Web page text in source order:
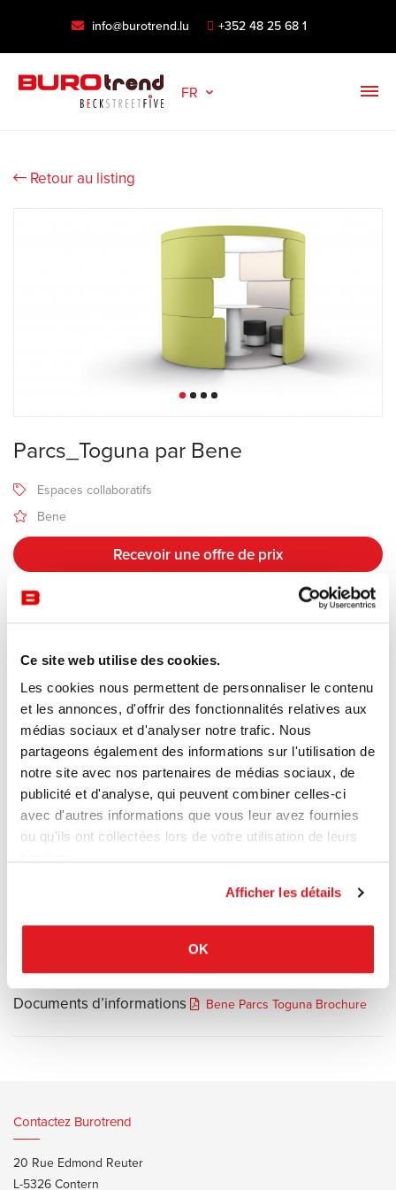
Ce site web utilise des cookies.
Les cookies nous permettent de personnaliser le contenu
et les annonces, d'offrir des fonctionnalités relatives aux
médias sociaux et d'analyser notre trafic. Nous
partageons également des informations sur l'utilisation de
notre site avec nos partenaires de médias sociaux, de
publicité et d'analyse, qui peuvent combiner celles-ci
avec d'autres informations que vous leur avez fournies
ou qu'ils ont collectées lors de votre utilisation de leurs
Afficher les détails
OK
info@burotrend.lu +352 48 25 68 1
FR
Retour au listing
Parcs_Toguna par Bene
Espaces collaboratifs
Bene
Recevoir une offre de prix
Description
Fabricant Bene
Design Pearson Lloyd
Un « espace dans l‘espace » entrouvert, circulaire ou carré.
Grâce à sa forme affirmée, Toguna devient le point d’orgue de tout
bureau.
Cet « espace dans l’espace » encourage à circuler librement, et
aide à s’affranchir des structures trop rigides. Il est entrouvert,
circulaire ou orthogonal et doté d’une bonne isolation phonique,
c’est l’endroit idéal pour des brainstormings ou de courtes
Documents d’informations Bene Parcs Toguna Brochure
Contactez Burotrend
20 Rue Edmond Reuter
L-5326 Contern